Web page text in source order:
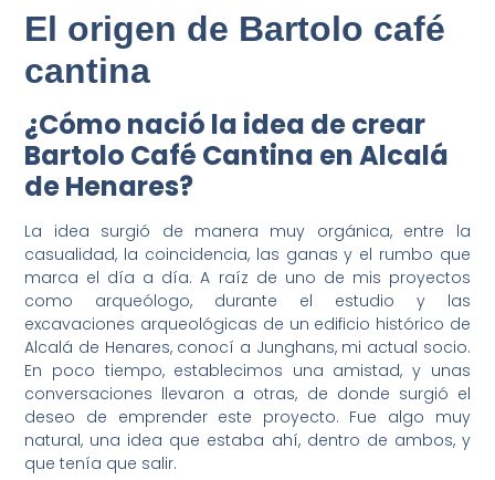
El origen de Bartolo café
cantina
¿Cómo nació la idea de crear
Bartolo Café Cantina en Alcalá
de Henares?
La idea surgió de manera muy orgánica, entre la
casualidad, la coincidencia, las ganas y el rumbo que
marca el día a día. A raíz de uno de mis proyectos
como arqueólogo, durante el estudio y las
excavaciones arqueológicas de un edificio histórico de
Alcalá de Henares, conocí a Junghans, mi actual socio.
En poco tiempo, establecimos una amistad, y unas
conversaciones llevaron a otras, de donde surgió el
deseo de emprender este proyecto. Fue algo muy
natural, una idea que estaba ahí, dentro de ambos, y
que tenía que salir.